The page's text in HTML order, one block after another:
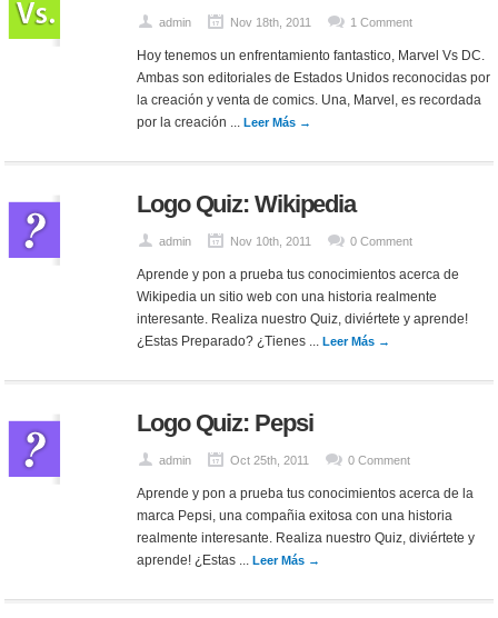
admin Nov 18th, 2011 1 Comment
Hoy tenemos un enfrentamiento fantastico, Marvel Vs DC.
Ambas son editoriales de Estados Unidos reconocidas por
la creación y venta de comics. Una, Marvel, es recordada
por la creación ... Leer Más →
Logo Quiz: Wikipedia
admin Nov 10th, 2011 0 Comment
Aprende y pon a prueba tus conocimientos acerca de
Wikipedia un sitio web con una historia realmente
interesante. Realiza nuestro Quiz, diviértete y aprende!
¿Estas Preparado? ¿Tienes ... Leer Más →
Logo Quiz: Pepsi
admin Oct 25th, 2011 0 Comment
Aprende y pon a prueba tus conocimientos acerca de la
marca Pepsi, una compañia exitosa con una historia
realmente interesante. Realiza nuestro Quiz, diviértete y
aprende! ¿Estas ... Leer Más →